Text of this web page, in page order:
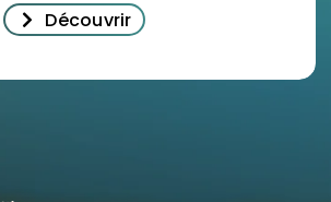
Découvrir